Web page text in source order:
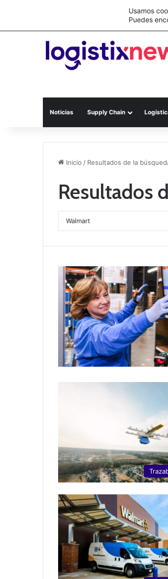
Nueva Ley Aduanera
Noticias Supply Chain
Inicio / Resultados de la
Resultados
Usamos
Puedes